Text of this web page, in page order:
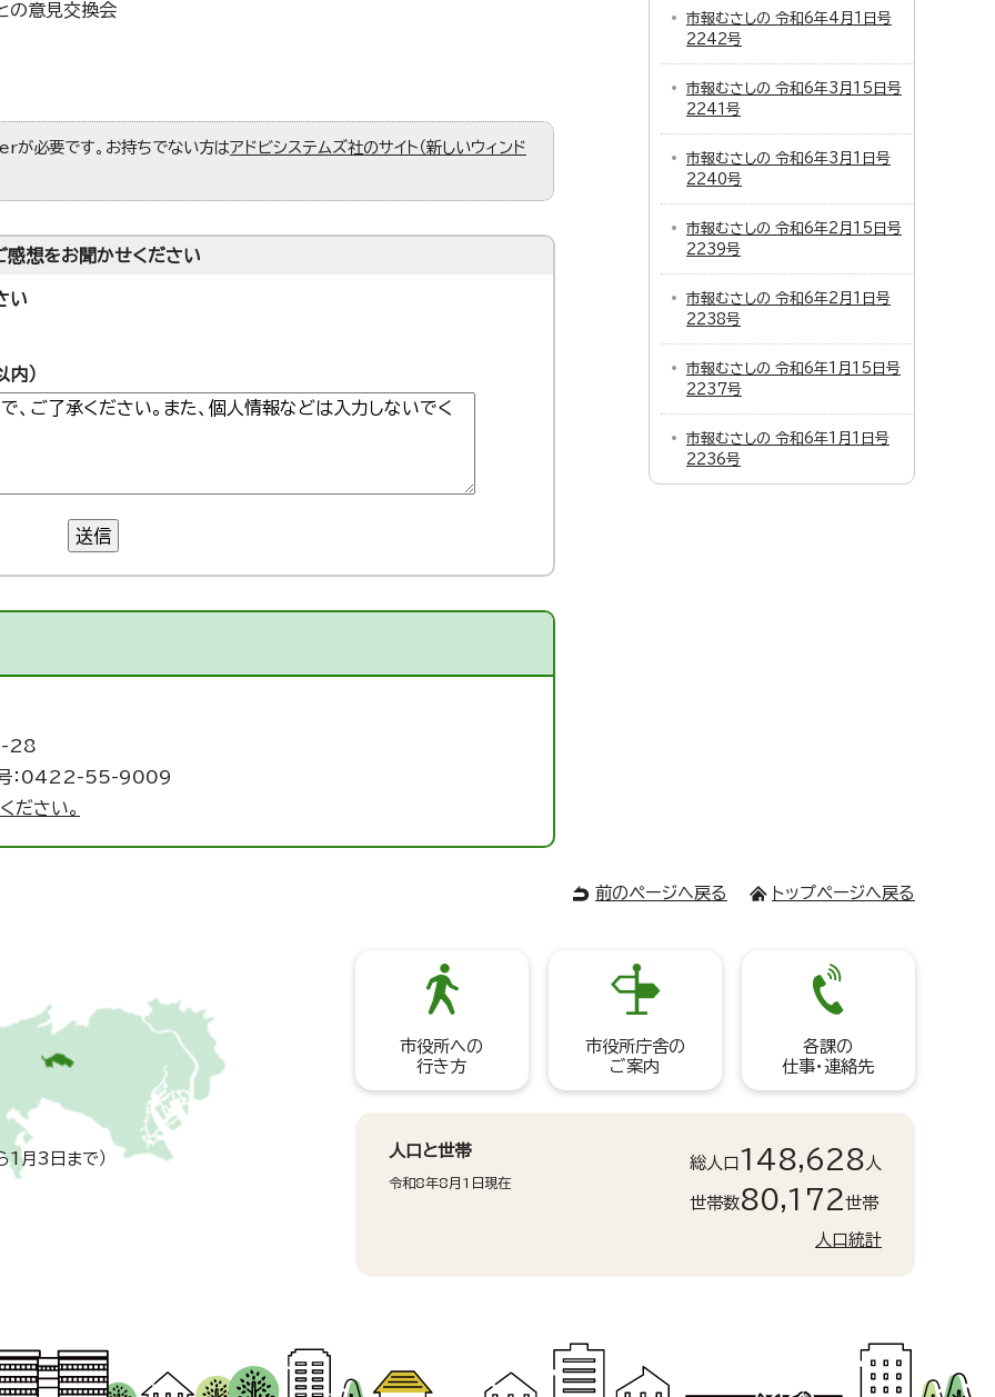
の意見交換会
必要です。お持ちでない方はアドビシステムズ社のサイト（新しいウィンド
感想をお聞かせください
い
）
送信
28
：0422-55-9009
ださい。
市報むさしの 令和6年4月1日号
2242号
市報むさしの 令和6年3月15日号
2241号
市報むさしの 令和6年3月1日号
2240号
市報むさしの 令和6年2月15日号
2239号
市報むさしの 令和6年2月1日号
2238号
市報むさしの 令和6年1月15日号
2237号
市報むさしの 令和6年1月1日号
2236号
前のページへ戻る トップページへ戻る
1月3日まで）
市役所への
行き方
市役所庁舎の
ご案内
各課の
仕事・連絡先
人口と世帯
令和8年8月1日現在
総人口 148,628 人
世帯数80,172世帯
人口統計